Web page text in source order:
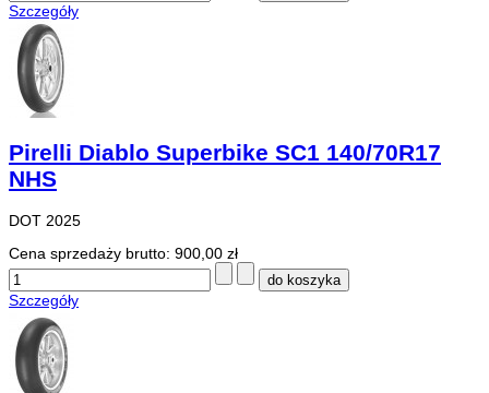
Szczegóły
Pirelli Diablo Superbike SC1 140/70R17
NHS
DOT 2025
Cena sprzedaży brutto: 900,00 zł
Szczegóły